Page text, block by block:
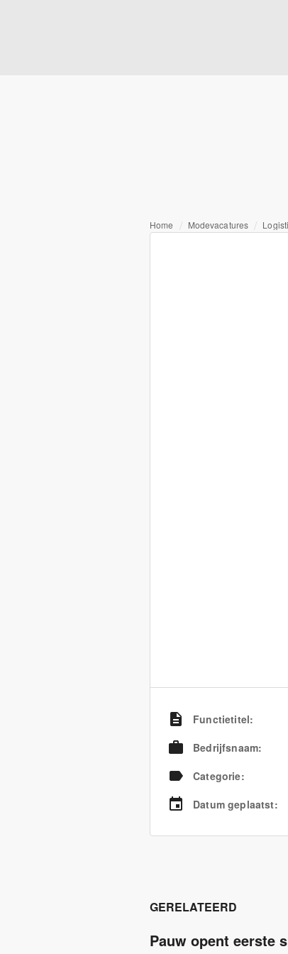
Home Modevacatures
Functietitel:
Bedrijfsnaam:
Categorie:
Datum geplaatst:
GERELATEERD
Pauw opent eerste